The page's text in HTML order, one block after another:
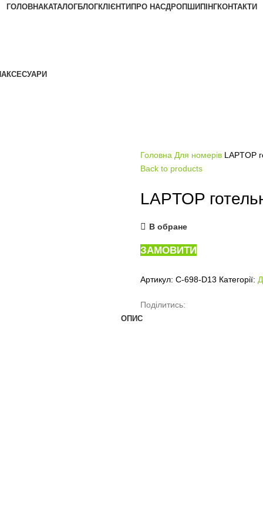
ГОЛОВНАКАТАЛОГБЛОГКЛІЄНТИ ПРО НАСДРОПШИПІНГКОНТАКТИ
АКСЕСУАРИ
Головна Для номерів LAPTOP
Back to products
LAPTOP
В обране
ЗАМОВИТИ
Артикул: C-698-D13 Категорії:
Поділитись:
ОПИС